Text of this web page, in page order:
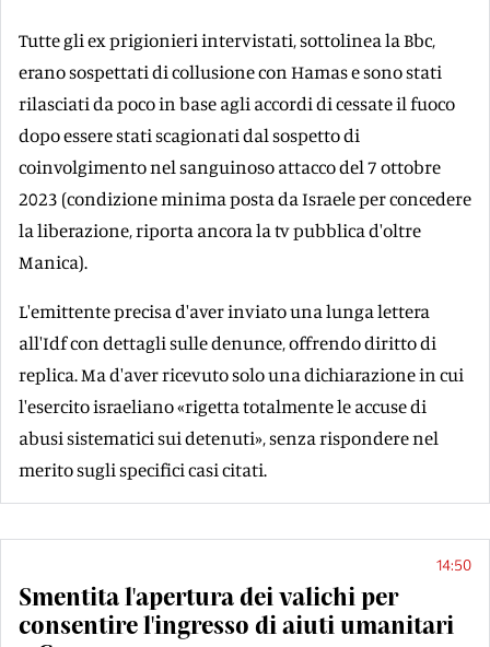
Tutte gli ex prigionieri intervistati, sottolinea la Bbc,
erano sospettati di collusione con Hamas e sono stati
rilasciati da poco in base agli accordi di cessate il fuoco
dopo essere stati scagionati dal sospetto di
coinvolgimento nel sanguinoso attacco del 7 ottobre
2023 (condizione minima posta da Israele per concedere
la liberazione, riporta ancora la tv pubblica d'oltre
Manica).
L'emittente precisa d'aver inviato una lunga lettera
all'Idf con dettagli sulle denunce, offrendo diritto di
replica. Ma d'aver ricevuto solo una dichiarazione in cui
l'esercito israeliano «rigetta totalmente le accuse di
abusi sistematici sui detenuti», senza rispondere nel
merito sugli specifici casi citati.
14:50
Smentita l'apertura dei valichi per
consentire l'ingresso di aiuti umanitari